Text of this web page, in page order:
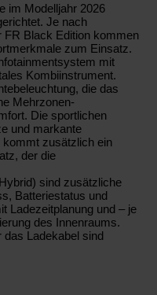
im Modelljahr 2026
Je nach
FR Black Edition kommen
zum Einsatz.
mit
Kombiinstrument.
die das
Mehrzonen-
Die sportlichen
und markante
kommt zusätzlich ein
der die
sind zusätzliche
Batteriestatus und
Ladezeitplanung und – je
des Innenraums.
Ladekabel sind